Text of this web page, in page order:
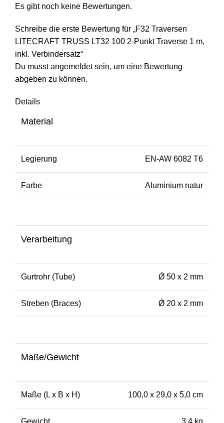
Es gibt noch keine Bewertungen.
Schreibe die erste Bewertung für „F32 Traversen
LITECRAFT TRUSS LT32 100 2-Punkt Traverse 1 m,
inkl. Verbindersatz“
Du musstangemeldetsein, um eine Bewertung
abgeben zu können.
Details
Material
Legierung EN-AW 6082 T6
Farbe Aluminium natur
Verarbeitung
Gurtrohr (Tube) Ǿ 50 x 2 mm
Streben (Braces) Ǿ 20 x 2 mm
Maße/Gewicht
Maße (L x B x H) 100,0 x 29,0 x 5,0 cm
Gewicht 3,4 kg